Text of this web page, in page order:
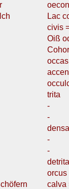
Lac
civis
Oiß
trita
-
-
-
-
detrita
orcus
calva